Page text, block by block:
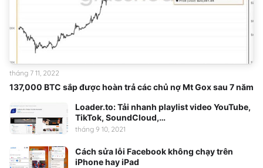
137,000 BTC sắp được hoàn trả các chủ nợ Mt Gox sau 7 năm
tháng 7 11, 2022
Loader.to: Tải nhanh playlist video YouTube,
TikTok, SoundCloud,…
tháng 9 10, 2021
Cách sửa lỗi Facebook không chạy trên
iPhone hay iPad